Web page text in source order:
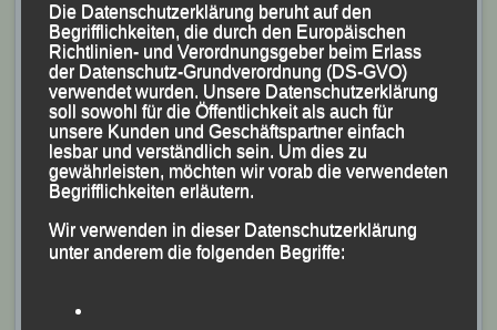
Die Datenschutzerklärung beruht auf den
Begrifflichkeiten, die durch den Europäischen
Richtlinien- und Verordnungsgeber beim Erlass
der Datenschutz-Grundverordnung (DS-GVO)
verwendet wurden. Unsere Datenschutzerklärung
soll sowohl für die Öffentlichkeit als auch für
unsere Kunden und Geschäftspartner einfach
lesbar und verständlich sein. Um dies zu
gewährleisten, möchten wir vorab die verwendeten
Begrifflichkeiten erläutern.
Wir verwenden in dieser Datenschutzerklärung
unter anderem die folgenden Begriffe: